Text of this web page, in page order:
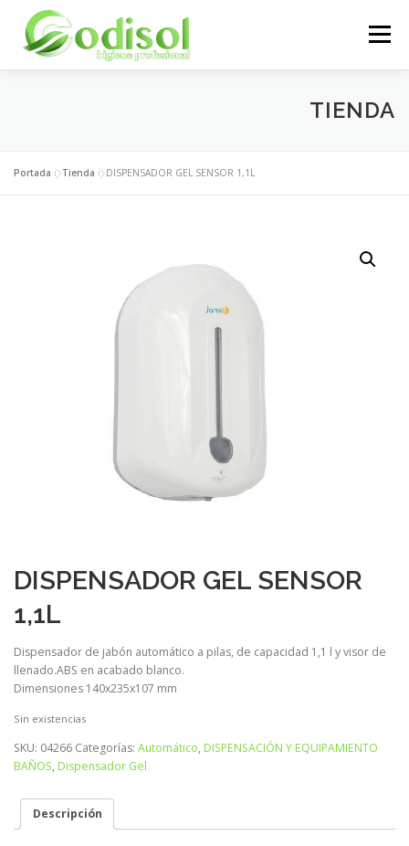
contenido
Menú
ÁREA CLIENTES CONTACTO
TIENDA
Portada »Tienda »DISPENSADOR GEL SENSOR 1,1L
DISPENSADOR GEL SENSOR
1,1L
Dispensador de jabón automático a pilas, de capacidad 1,1 l y visor de
llenado.ABS en acabado blanco.
Dimensiones 140x235x107 mm
Sin existencias
SKU: 04266 Categorías: Automático, DISPENSACIÓN Y EQUIPAMIENTO
BAÑOS, Dispensador Gel
Descripción